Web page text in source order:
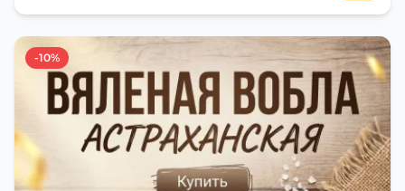
-10%